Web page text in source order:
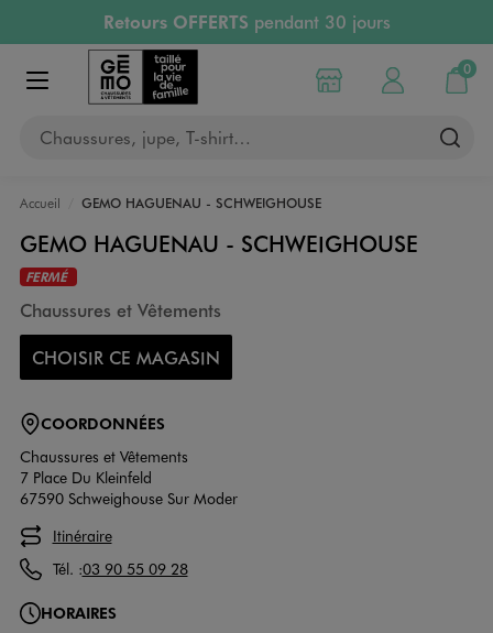
Aller au contenu principal
Aller à la navigationRetours OFFERTS pendant 30 jours
PAYEZ EN 3x SANS FRAISdès 50€
RÉSERVATION GRATUITE
4h en magasin
RETRAIT ET LIVRAISON OFFERTEen magasin
Afficher le menu
Chaussures, jupe, T-shirt…
Choisir mon magasin
Mon compte
0
Mon
Accueil GEMO HAGUENAU - SCHWEIGHOUSE
GEMO HAGUENAU - SCHWEIGHOUSE
FERMÉ
Chaussures et Vêtements
CHOISIR CE MAGASIN
COORDONNÉES
Chaussures et Vêtements
7 Place Du Kleinfeld
67590 Schweighouse Sur Moder
Itinéraire
Tél. :03 90 55 09 28
HORAIRES